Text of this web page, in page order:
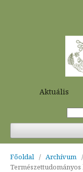
Aktuális
Főoldal / Archívum /